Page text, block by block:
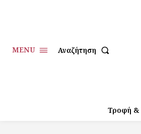
MENU Αναζήτηση
Τροφή &